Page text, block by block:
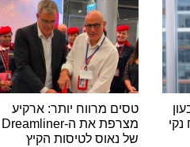
טסים מרווח יותר: ארקיע
מצרפת את ה-Dreamliner
של נאוס לטיסות הקיץ